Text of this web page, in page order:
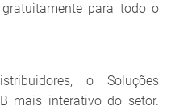
para todo o
o Soluções
mais interativo do setor.